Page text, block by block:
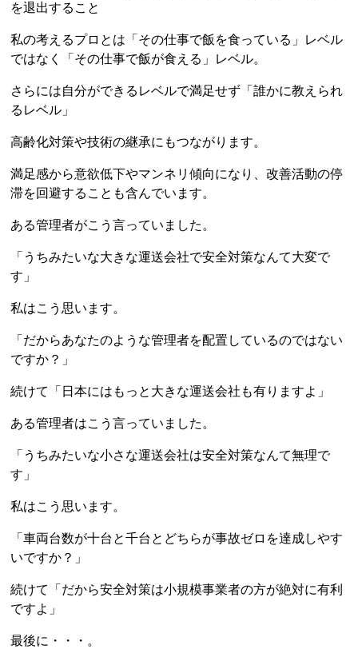
を退出すること
私の考えるプロとは「その仕事で飯を食っている」レベル
ではなく「その仕事で飯が食える」レベル。
さらには自分ができるレベルで満足せず「誰かに教えられ
るレベル」
高齢化対策や技術の継承にもつながります。
満足感から意欲低下やマンネリ傾向になり、改善活動の停
滞を回避することも含んでいます。
ある管理者がこう言っていました。
「うちみたいな大きな運送会社で安全対策なんて大変で
す」
私はこう思います。
「だからあなたのような管理者を配置しているのではない
ですか？」
続けて「日本にはもっと大きな運送会社も有りますよ」
ある管理者はこう言っていました。
「うちみたいな小さな運送会社は安全対策なんて無理で
す」
私はこう思います。
「車両台数が十台と千台とどちらが事故ゼロを達成しやす
いですか？」
続けて「だから安全対策は小規模事業者の方が絶対に有利
ですよ」
最後に・・・。